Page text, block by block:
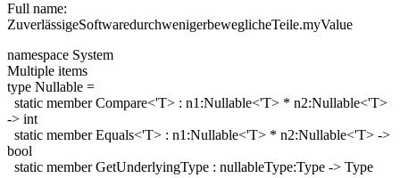
Full name:
ZuverlässigeSoftwaredurchwenigerbeweglicheTeile.myValue
namespace System
Multiple items
type Nullable =
static member Compare<'T> : n1:Nullable<'T> * n2:Nullable<'T>
-> int
static member Equals<'T> : n1:Nullable<'T> * n2:Nullable<'T> ->
bool
static member GetUnderlyingType : nullableType:Type -> Type